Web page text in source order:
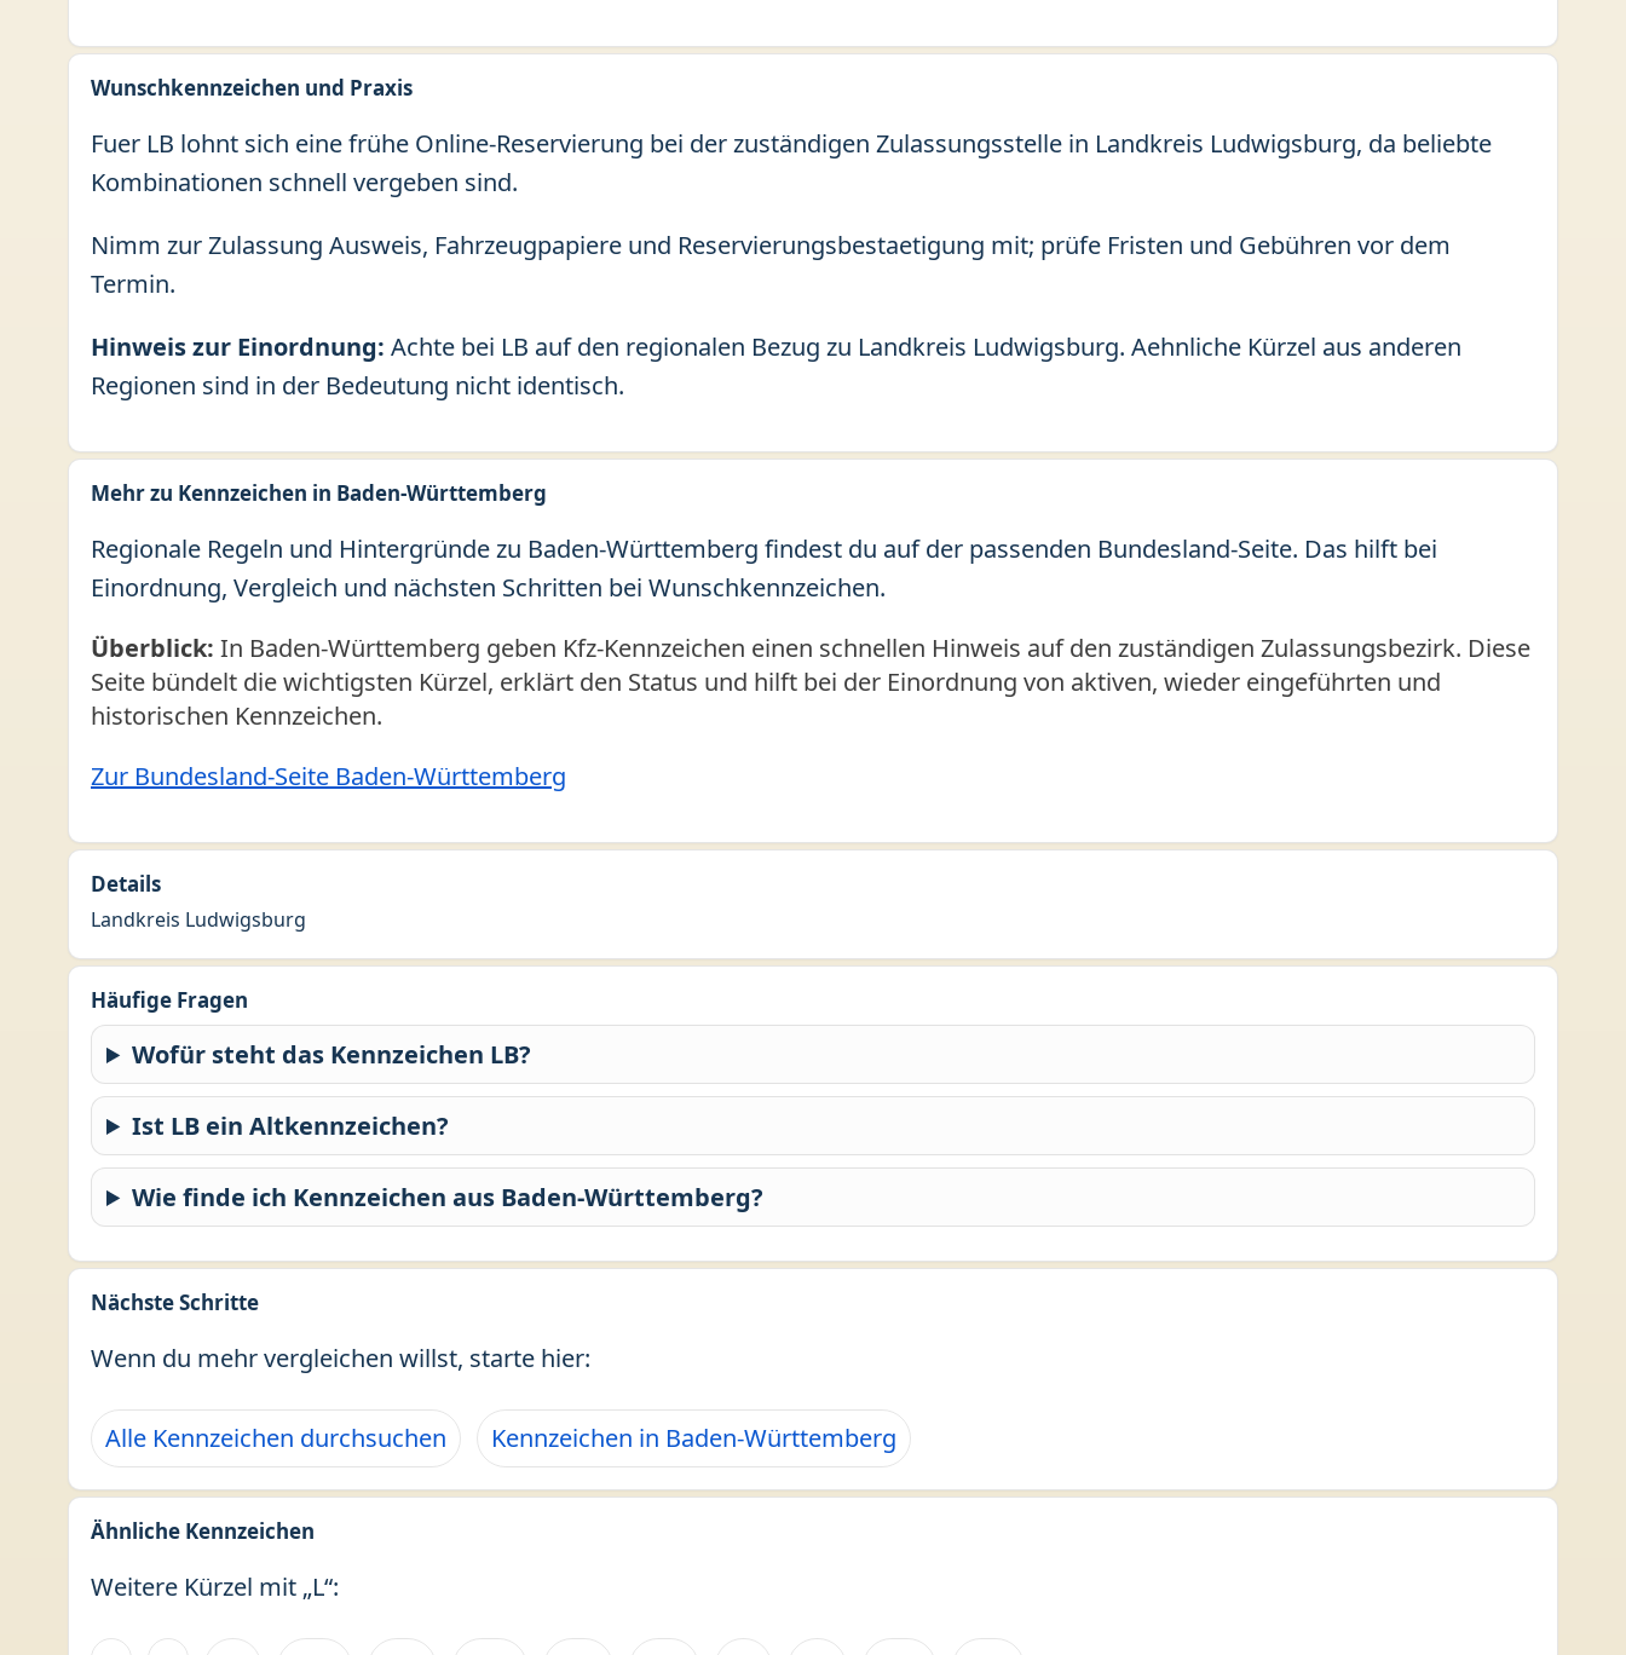
Wunschkennzeichen und Praxis
Fuer LB lohnt sich eine frühe Online-Reservierung bei der zuständigen Zulassungsstelle in Landkreis Ludwigsburg, da beliebte
Kombinationen schnell vergeben sind.
Nimm zur Zulassung Ausweis, Fahrzeugpapiere und Reservierungsbestaetigung mit; prüfe Fristen und Gebühren vor dem
Termin.
Hinweis zur Einordnung: Achte bei LB auf den regionalen Bezug zu Landkreis Ludwigsburg. Aehnliche Kürzel aus anderen
Regionen sind in der Bedeutung nicht identisch.
Mehr zu Kennzeichen in Baden-Württemberg
Regionale Regeln und Hintergründe zu Baden-Württemberg findest du auf der passenden Bundesland-Seite. Das hilft bei
Einordnung, Vergleich und nächsten Schritten bei Wunschkennzeichen.
Überblick: In Baden-Württemberg geben Kfz-Kennzeichen einen schnellen Hinweis auf den zuständigen Zulassungsbezirk. Diese
Seite bündelt die wichtigsten Kürzel, erklärt den Status und hilft bei der Einordnung von aktiven, wieder eingeführten und
historischen Kennzeichen.
Zur Bundesland-Seite Baden-Württemberg
Details
Landkreis Ludwigsburg
Häufige Fragen
Wofür steht das Kennzeichen LB?
Ist LB ein Altkennzeichen?
Wie finde ich Kennzeichen aus Baden-Württemberg?
Nächste Schritte
Wenn du mehr vergleichen willst, starte hier:
Alle Kennzeichen durchsuchen Kennzeichen in Baden-Württemberg
Ähnliche Kennzeichen
Weitere Kürzel mit „L“: